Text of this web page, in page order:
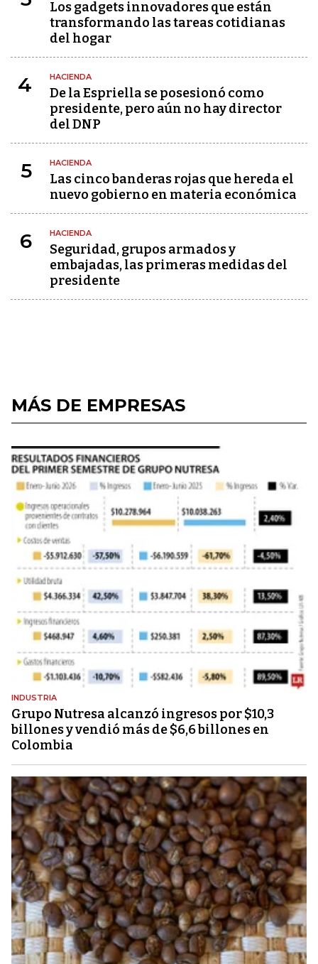
Los gadgets innovadores que están
transformando las tareas cotidianas
del hogar
4 HACIENDA
De la Espriella se posesionó como
presidente, pero aún no hay director
del DNP
5 HACIENDA
Las cinco banderas rojas que hereda el
nuevo gobierno en materia económica
6 HACIENDA
Seguridad, grupos armados y
embajadas, las primeras medidas del
presidente
MÁS DE EMPRESAS
INDUSTRIA
Grupo Nutresa alcanzó ingresos por $10,3
billones y vendió más de $6,6 billones en
Colombia